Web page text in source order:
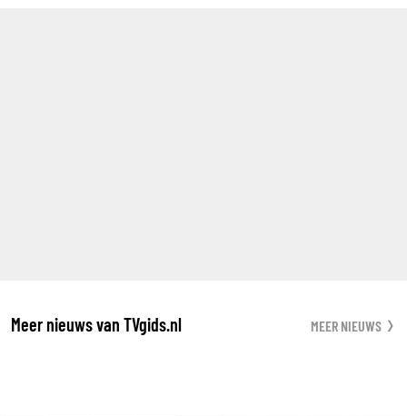
Meer nieuws van TVgids.nl MEER NIEUWS